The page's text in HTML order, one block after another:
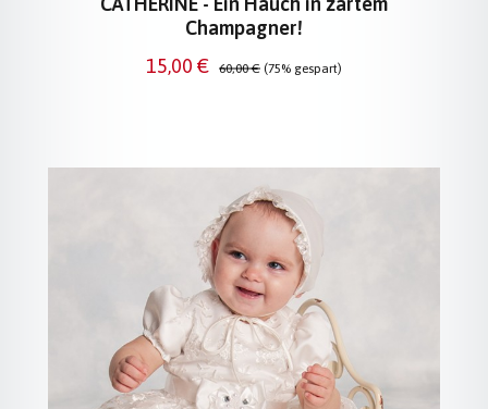
Champagner!
Verkaufspreis:
15,00 € Regulärer Preis:
60,00 € (75% gespart)